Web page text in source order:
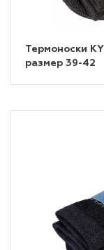
Термоноски
размер 39-42